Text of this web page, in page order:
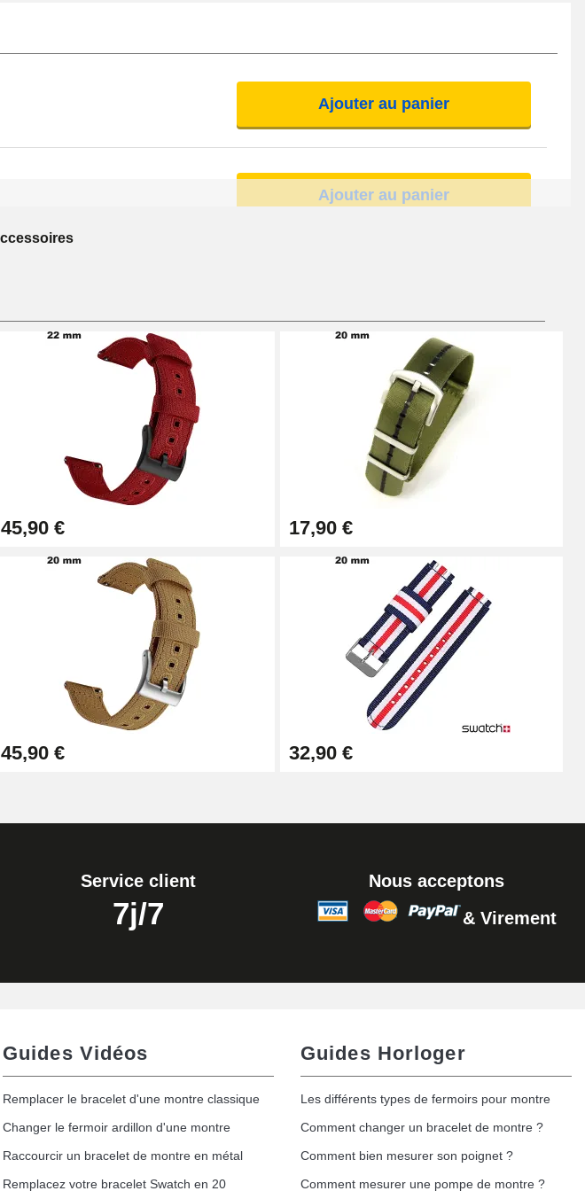
Ajouter au panier
Ajouter au panier
Ajouter au panier
Ajouter au panier
Ajouter au panier
Ajouter au panier
Ajouter au panier
45,90 € 17,90 €
45,90 € 32,90 €
Service client
7j/7
Nous acceptons
& Virement
Guides Vidéos
Remplacer le bracelet d'une montre classique
Changer le fermoir ardillon d'une montre
Raccourcir un bracelet de montre en métal
Remplacez votre bracelet Swatch en 20
Guides Horloger
Les différents types de fermoirs pour montre
Comment changer un bracelet de montre ?
Comment bien mesurer son poignet ?
Comment mesurer une pompe de montre ?